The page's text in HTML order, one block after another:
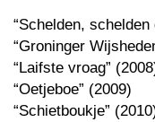
“Schelden,
“Groninger
“Laifste vroag”
“Oetjeboe” (2009)
“Schietboukje”